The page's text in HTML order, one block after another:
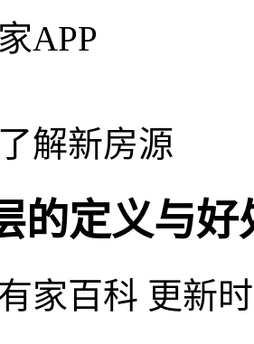
APP
解新房源
的定义与好
家百科 更新